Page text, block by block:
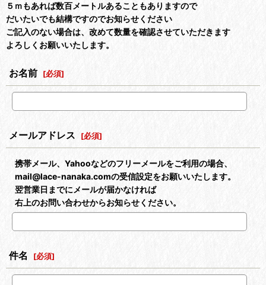
５ｍもあれば数百メートルあることもありますので
だいたいでも結構ですのでお知らせください
ご記入のない場合は、改めて数量を確認させていただきます
よろしくお願いいたします。
お名前 [必須]
メールアドレス [必須]
携帯メール、Yahooなどのフリーメールをご利用の場合、
mail@lace-nanaka.comの受信設定をお願いいたします。
翌営業日までにメールが届かなければ
右上のお問い合わせからお知らせください。
件名 [必須]